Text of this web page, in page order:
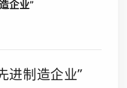
企业”
进制造企业”